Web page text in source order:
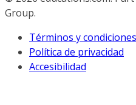
Group.
Términos y condiciones
Política de privacidad
Accesibilidad